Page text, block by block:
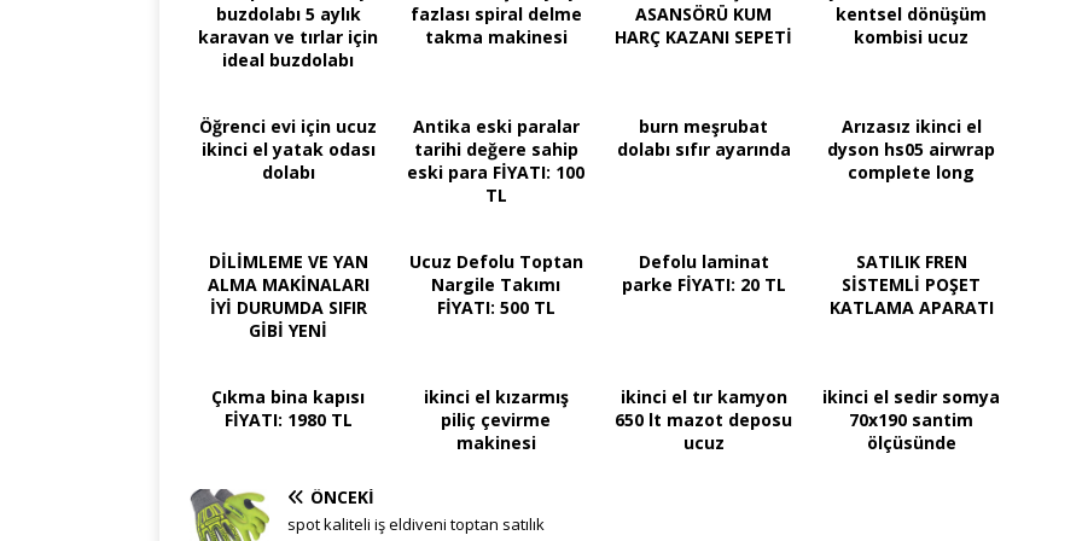
buzdolabı 5 aylık
karavan ve tırlar için
ideal buzdolabı
fazlası spiral delme
takma makinesi
ASANSÖRÜ KUM
HARÇ KAZANI SEPETİ
kentsel dönüşüm
kombisi ucuz
Öğrenci evi için ucuz
ikinci el yatak odası
dolabı
Antika eski paralar
tarihi değere sahip
eski para FİYATI: 100
TL
burn meşrubat
dolabı sıfır ayarında
Arızasız ikinci el
dyson hs05 airwrap
complete long
DİLİMLEME VE YAN
ALMA MAKİNALARI
İYİ DURUMDA SIFIR
GİBİ YENİ
Ucuz Defolu Toptan
Nargile Takımı
FİYATI: 500 TL
Defolu laminat
parke FİYATI: 20 TL
SATILIK FREN
SİSTEMLİ POŞET
KATLAMA APARATI
Çıkma bina kapısı
FİYATI: 1980 TL
ikinci el kızarmış
piliç çevirme
makinesi
ikinci el tır kamyon
650 lt mazot deposu
ucuz
ikinci el sedir somya
70x190 santim
ölçüsünde
ÖNCEKI
spot kaliteli iş eldiveni toptan satılık